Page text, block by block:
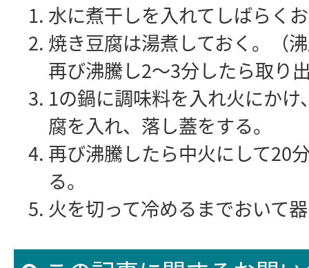
水に煮干しを入れてしばらく
焼き豆腐は湯煮しておく。（
再び沸騰し2～3分したら取り
1の鍋に調味料を入れ火にか
腐を入れ、落し蓋をする。
再び沸騰したら中火にして20
る。
火を切って冷めるまでおいて